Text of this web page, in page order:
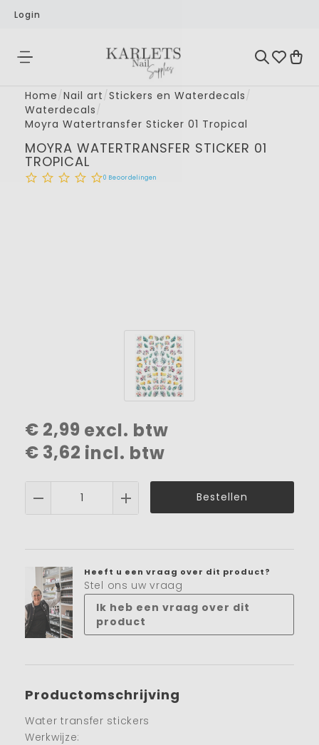
Login
Home/Nail art/Stickers en Waterdecals/
Waterdecals/
Moyra Watertransfer Sticker 01 Tropical
MOYRA WATERTRANSFER STICKER 01
TROPICAL
0 Beoordelingen
€ 2,99 excl. btw
€ 3,62 incl. btw
Bestellen
Heeft u een vraag over dit product?
Stel ons uw vraag
Ik heb een vraag over dit
product
Productomschrijving
Water transfer stickers
Werkwijze: